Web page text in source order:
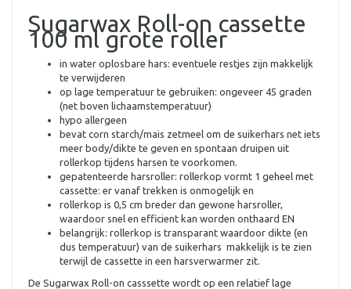
Sugarwax Roll-on cassette
100 ml grote roller
in water oplosbare hars: eventuele restjes zijn makkelijk
te verwijderen
op lage temperatuur te gebruiken: ongeveer 45 graden
(net boven lichaamstemperatuur)
hypo allergeen
bevat corn starch/mais zetmeel om de suikerhars net iets
meer body/dikte te geven en spontaan druipen uit
rollerkop tijdens harsen te voorkomen.
gepatenteerde harsroller: rollerkop vormt 1 geheel met
cassette: er vanaf trekken is onmogelijk en
rollerkop is 0,5 cm breder dan gewone harsroller,
waardoor snel en efficient kan worden onthaard EN
belangrijk: rollerkop is transparant waardoor dikte (en
dus temperatuur) van de suikerhars makkelijk is te zien
terwijl de cassette in een harsverwarmer zit.
De Sugarwax Roll-on casssette wordt op een relatief lage